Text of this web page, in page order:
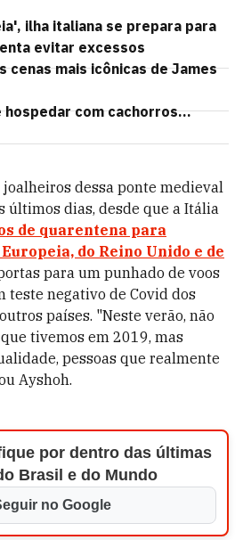
ilha italiana se prepara para
evitar excessos
cenas mais icônicas de James
com cachorros...
joalheiros dessa ponte medieval
últimos dias, desde que a Itália
de quarentena para
do Reino Unido e de
para um punhado de voos
teste negativo de Covid dos
países. "Neste verão, não
tivemos em 2019, mas
pessoas que realmente
Ayshoh.
por dentro das últimas
Brasil e do Mundo
no Google